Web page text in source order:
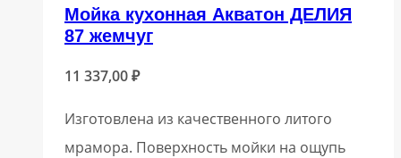
Мойка кухонная Акватон ДЕЛИЯ
87 жемчуг
11 337,00₽
Изготовлена из качественного литого
мрамора. Поверхность мойки на ощупь